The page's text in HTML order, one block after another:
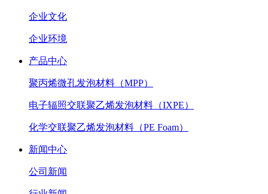
企业文化
企业环境
产品中心
聚丙烯微孔发泡材料（MPP）
电子辐照交联聚乙烯发泡材料（IXPE）
化学交联聚乙烯发泡材料（PE Foam）
新闻中心
公司新闻